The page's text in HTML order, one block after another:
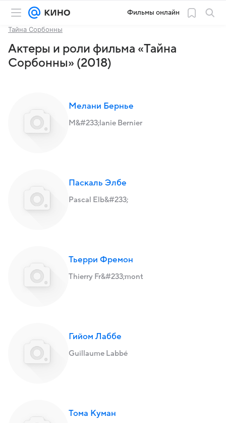
Фильмы онлайн
Тайна Сорбонны
Актеры и роли фильма «Тайна
Сорбонны» (2018)
Мелани Бернье
M&#233;lanie Bernier
Паскаль Элбе
Pascal Elb&#233;
Тьерри Фремон
Thierry Fr&#233;mont
Гийом Лаббе
Guillaume Labbé
Тома Куман